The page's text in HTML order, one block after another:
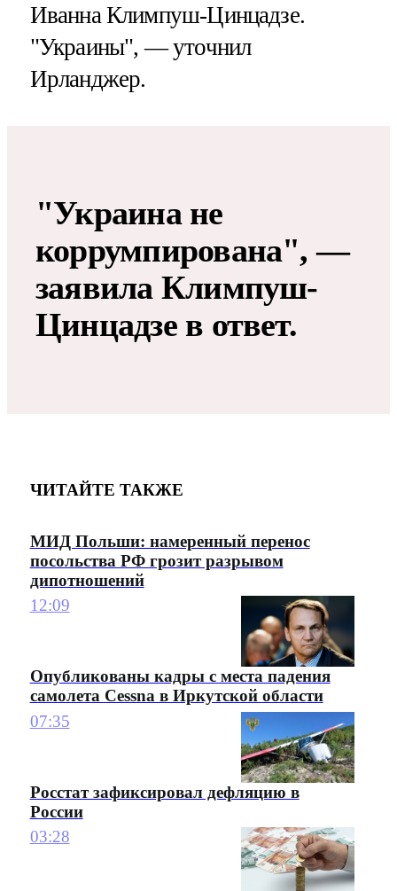
Иванна Климпуш-Цинцадзе.
"Украины", — уточнил
Ирланджер.
"Украина не
коррумпирована", —
заявила Климпуш-
Цинцадзе в ответ.
ЧИТАЙТЕ ТАКЖЕ
МИД Польши: намеренный перенос
посольства РФ грозит разрывом
дипотношений
12:09
Опубликованы кадры с места падения
самолета Cessna в Иркутской области
07:35
Росстат зафиксировал дефляцию в
России
03:28